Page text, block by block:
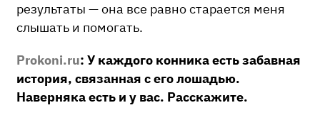
результаты — она все равно старается меня
слышать и помогать.
Prokoni.ru: У каждого конника есть забавная
история, связанная с его лошадью.
Наверняка есть и у вас. Расскажите.